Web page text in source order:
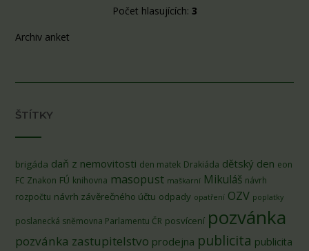
Počet hlasujících: 3
Archiv anket
ŠTÍTKY
brigáda daň z nemovitosti den matek Drakiáda dětský den eon
FC Znakon FÚ knihovna masopust maškarní Mikuláš návrh
rozpočtu návrh závěrečného účtu odpady opatření OZV poplatky
poslanecká sněmovna Parlamentu ČR posvícení pozvánka
pozvánka zastupitelstvo prodejna publicita publicita